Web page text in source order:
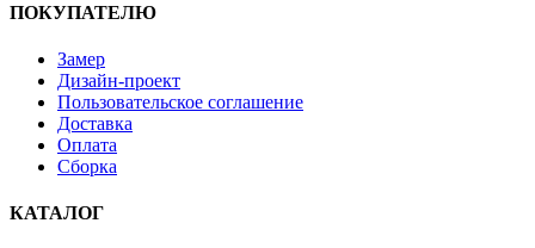
ПОКУПАТЕЛЮ
Замер
Дизайн-проект
Пользовательское соглашение
Доставка
Оплата
Сборка
КАТАЛОГ